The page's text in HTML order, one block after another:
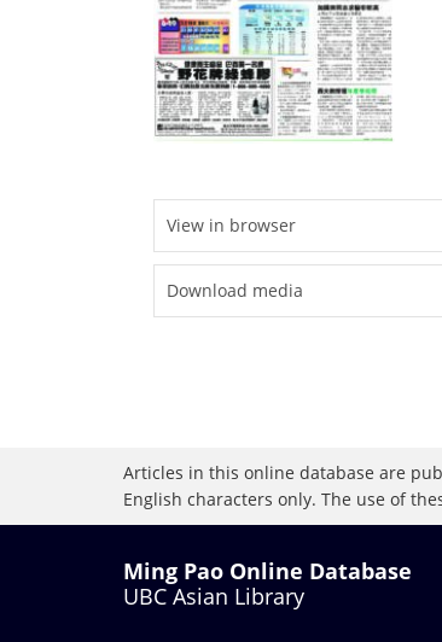
View in browser
Download media
Articles in this online database are
English characters only. The use of
Ming Pao Online Database
UBC Asian Library